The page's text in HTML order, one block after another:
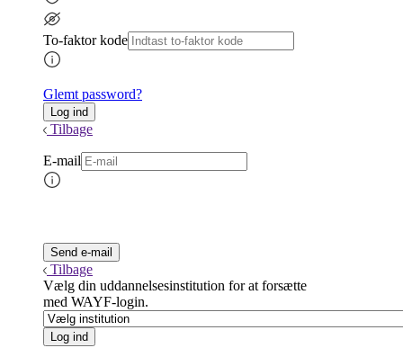
To-faktor kode
Glemt password?
Tilbage
E-mail
Tilbage
Vælg din uddannelsesinstitution for at forsætte
med WAYF-login.